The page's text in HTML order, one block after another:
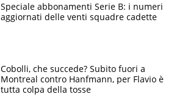
Speciale abbonamenti Serie B: i numeri
aggiornati delle venti squadre cadette
Cobolli, che succede? Subito fuori a
Montreal contro Hanfmann, per Flavio è
tutta colpa della tosse